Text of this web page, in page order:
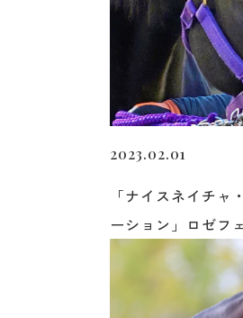
2023.02.01
「ナイスネイチャ
ーション」ロゼフ